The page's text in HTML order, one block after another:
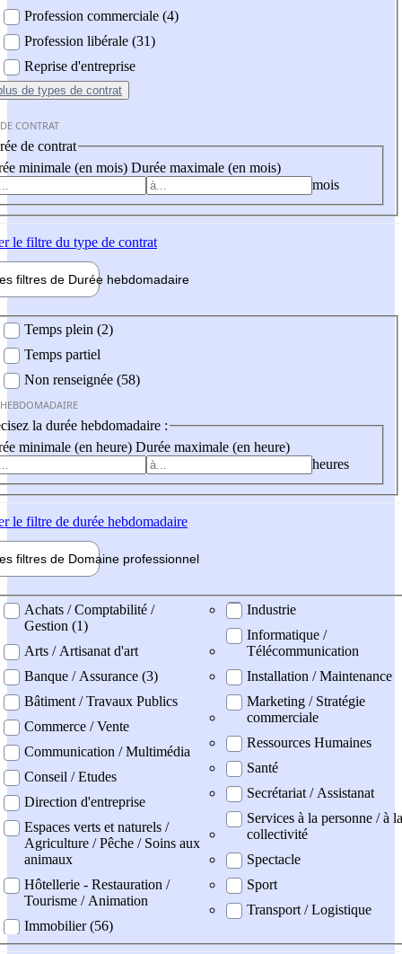
Profession commerciale (4)
Profession libérale (31)
Reprise d'entreprise
de types de contrat
CONTRAT
de contrat
minimale (en mois) Durée maximale (en mois)
mois
le filtre du type de contrat
filtres de Durée hebdomadaire
Temps plein (2)
Temps partiel
Non renseignée (58)
la durée hebdomadaire :
minimale (en heure) Durée maximale (en heure)
heures
le filtre de durée hebdomadaire
filtres de Domaine professionnel
professionel
Achats / Comptabilité /
Gestion (1)
Arts / Artisanat d'art
Banque / Assurance (3)
Bâtiment / Travaux Publics
Commerce / Vente
Communication / Multimédia
Conseil / Etudes
Direction d'entreprise
Espaces verts et naturels /
Agriculture / Pêche / Soins aux
animaux
Hôtellerie - Restauration /
Tourisme / Animation
Immobilier (56)
Industrie
Informatique /
Télécommunication
Installation / Maintenance
Marketing / Stratégie
commerciale
Ressources Humaines
Santé
Secrétariat / Assistanat
Services à la personne / à la
collectivité
Spectacle
Sport
Transport / Logistique